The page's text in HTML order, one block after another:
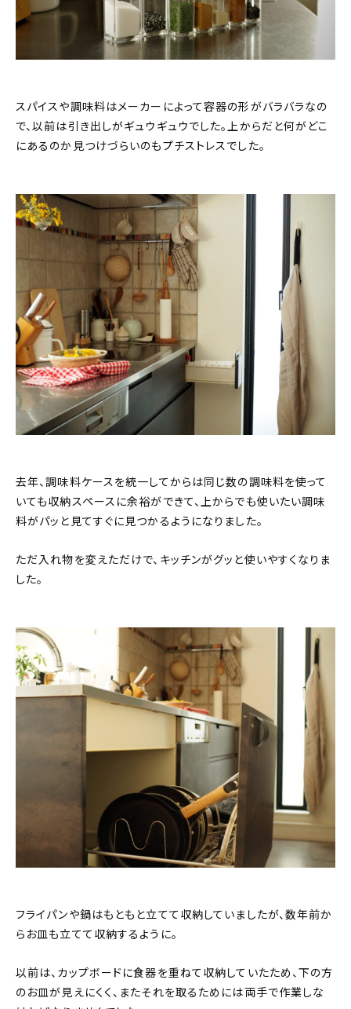
スパイスや調味料はメーカーによって容器の形がバラバラなの
で、以前は引き出しがギュウギュウでした。上からだと何がどこ
にあるのか見つけづらいのもプチストレスでした。
去年、調味料ケースを統一してからは同じ数の調味料を使って
いても収納スペースに余裕ができて、上からでも使いたい調味
料がパッと見てすぐに見つかるようになりました。
ただ入れ物を変えただけで、キッチンがグッと使いやすくなりま
した。
フライパンや鍋はもともと立てて収納していましたが、数年前か
らお皿も立てて収納するように。
以前は、カップボードに食器を重ねて収納していたため、下の方
のお皿が見えにくく、またそれを取るためには両手で作業しな